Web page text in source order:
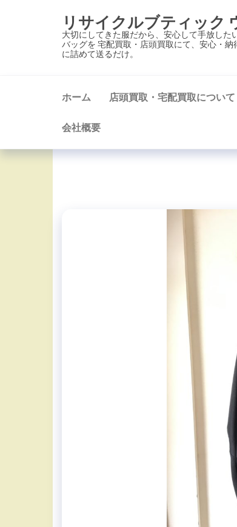
リサイクルブティック
大切にしてきた服だから、安心して手放し
バッグを 宅配買取・店頭買取にて、安心・
に詰めて送るだけ。
ホーム 店頭買取・宅配買取について
会社概要